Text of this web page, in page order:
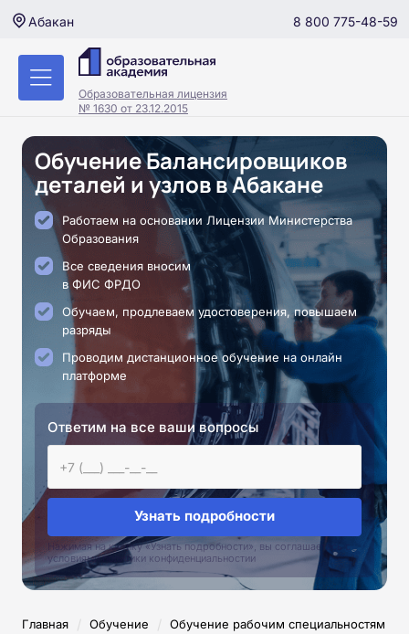
Абакан 8 800 775-48-59
Образовательная лицензия
№ 1630 от 23.12.2015
Обучение Балансировщиков
деталей и узлов в Абакане
Работаем на основании Лицензии Министерства
Образования
Все сведения вносим
в ФИС ФРДО
Обучаем, продлеваем удостоверения, повышаем
разряды
Проводим дистанционное обучение на онлайн
платформе
Ответим на все ваши вопросы
Узнать подробности
Нажимая на кнопку «Узнать подробности», вы соглашаетесь с
условиями политики конфиденциальностии
Главная / Обучение / Обучение рабочим специальностям